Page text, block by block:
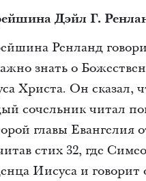
Дэйл Г.
Ренланд
знать о
Христа. Он сказал,
сочельник читал
главы Евангелия
стих 32, где
Иисуса и говорит